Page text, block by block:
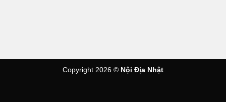
Copyright 2026 © Nội Địa Nhật